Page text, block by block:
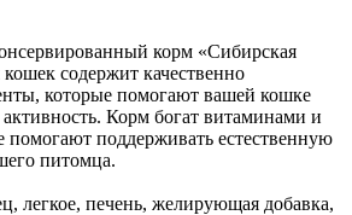
корм «Сибирская
содержит качественно
которые помогают вашей кошке
активность. Корм богат витаминами и
поддерживать естественную
питомца.
легкое, печень, желирующая добавка,